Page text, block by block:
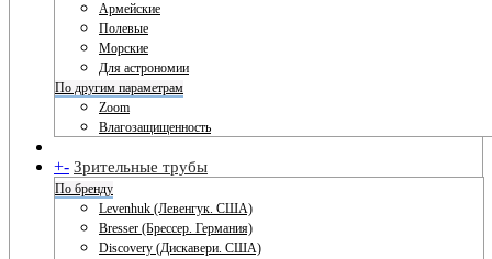
Армейские
Полевые
Морские
Для астрономии
По другим параметрам
Zoom
Влагозащищенность
+- Зрительные трубы
По бренду
Levenhuk (Левенгук. США)
Bresser (Брессер. Германия)
Discovery (Дискавери. США)